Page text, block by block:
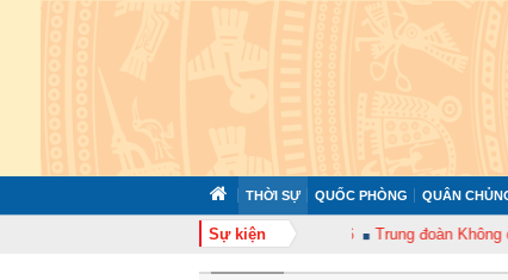
THỜI SỰ QUỐC PHÒNG QUÂN
Sự kiện
372 tổ chức tập huấn cán bộ năm 2026 Trung đoàn Không